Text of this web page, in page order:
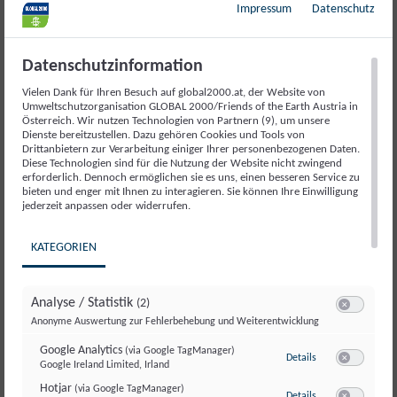
Schiefergas auch in
Österreich?
In Österreich ist Fracking(noch) erlaubt.
Förderungswürdige Mengen an Schiefergas
werden unter anderem imWeinviertel
vermutet, welche die OMV zu erschließen plante,
sobald die Clean Fracking-Methode ihrer
Protesten der Bevölkerung gegen die Pläne der
OMV, zog diese ihr Vorhaben 2012 „aus
BRAUCHEN WIR DAS GAS
ÜBERHAUPT?
Impressum Datenschutz
Datenschutzinformation
Vielen Dank für Ihren Besuch auf global2000.at, der Website von
Umweltschutzorganisation GLOBAL 2000/Friends of the Earth Austria in
Österreich. Wir nutzen Technologien von Partnern (9), um unsere
Dienste bereitzustellen. Dazu gehören Cookies und Tools von
Drittanbietern zur Verarbeitung einiger Ihrer personenbezogenen Daten.
Diese Technologien sind für die Nutzung der Website nicht zwingend
erforderlich. Dennoch ermöglichen sie es uns, einen besseren Service zu
bieten und enger mit Ihnen zu interagieren. Sie können Ihre Einwilligung
jederzeit anpassen oder widerrufen.
KATEGORIEN
Analyse / Statistik (2)
Anonyme Auswertung zur Fehlerbehebung und Weiterentwicklung
Google Analytics (via Google TagManager)
Google Ireland Limited, Irland
Details zu Google
Hotjar (via Google TagManager)
zu Hotjar (via